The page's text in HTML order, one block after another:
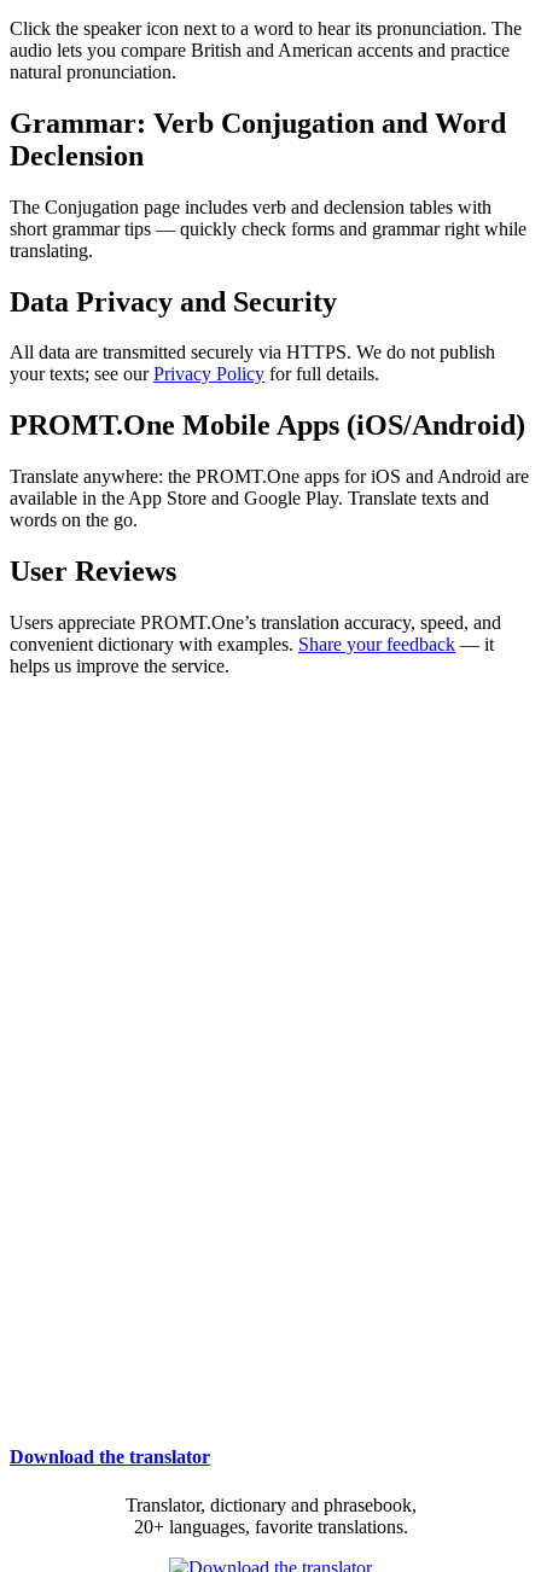
Click the speaker icon next to a word to hear its pronunciation. The
audio lets you compare British and American accents and practice
natural pronunciation.
Grammar: Verb Conjugation and Word
Declension
The Conjugation page includes verb and declension tables with
short grammar tips — quickly check forms and grammar right while
translating.
Data Privacy and Security
All data are transmitted securely via HTTPS. We do not publish
your texts; see ourPrivacy Policy for full details.
PROMT.One Mobile Apps (iOS/Android)
Translate anywhere: the PROMT.One apps for iOS and Android are
available in the App Store and Google Play. Translate texts and
words on the go.
User Reviews
Users appreciate PROMT.One’s translation accuracy, speed, and
convenient dictionary with examples. Share your feedback — it
helps us improve the service.
Download the translator
Translator, dictionary and phrasebook,
20+ languages, favorite translations.